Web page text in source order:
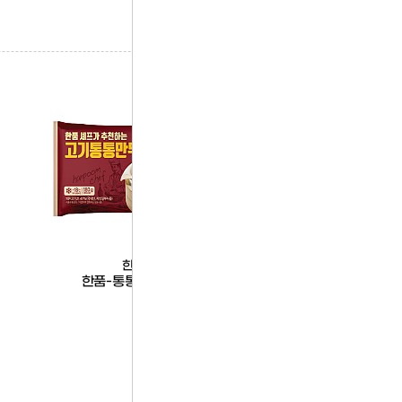
한품
한품-통통고기만두